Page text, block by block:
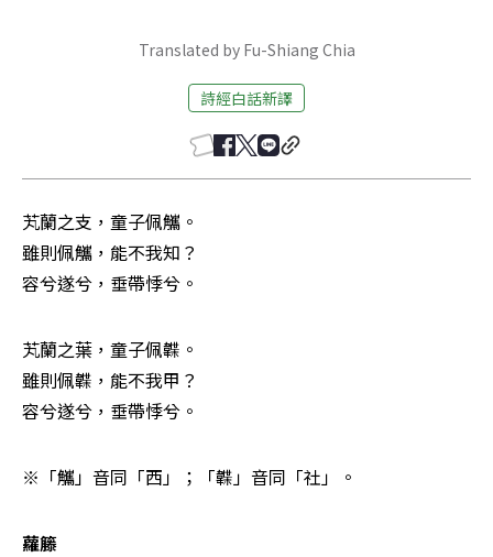
Translated by Fu-Shiang Chia
詩經白話新譯
芄蘭之支，童子佩觿。
雖則佩觿，能不我知？
容兮遂兮，垂帶悸兮。
芄蘭之葉，童子佩韘。
雖則佩韘，能不我甲？
容兮遂兮，垂帶悸兮。
※「觿」音同「西」；「韘」音同「社」。
蘿籐